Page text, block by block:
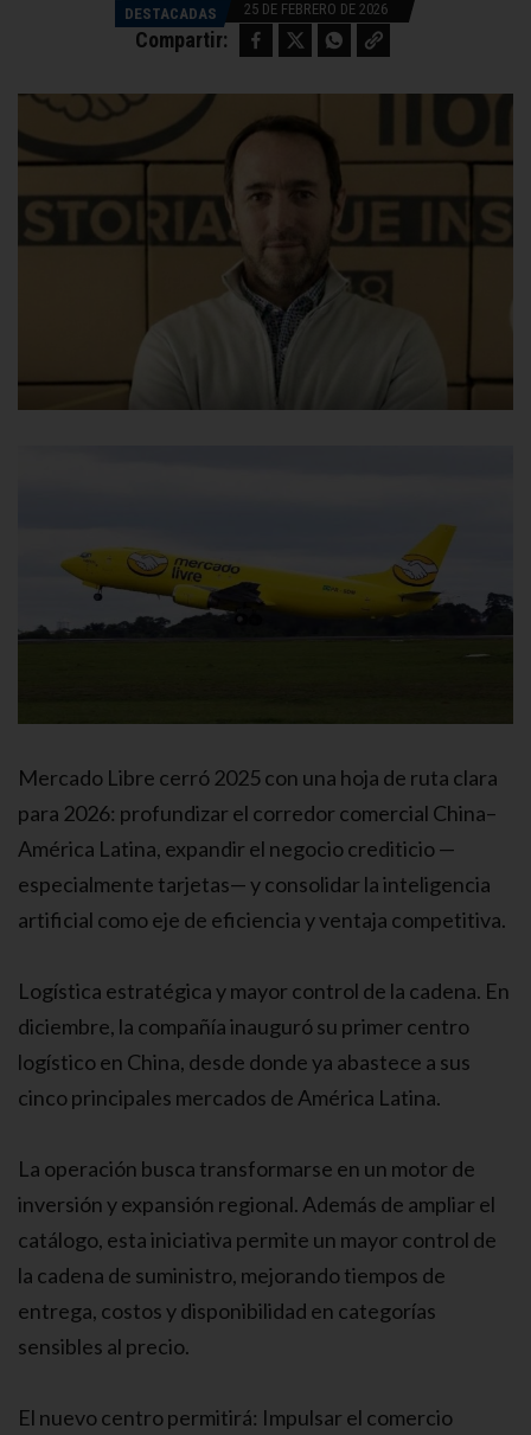
DESTACADAS 25 DE FEBRERO DE 2026
Compartir: Facebook Twitter WhatsApp Copy link
Mercado Libre cerró 2025 con una hoja de ruta clara
para 2026: profundizar el corredor comercial China–
América Latina, expandir el negocio crediticio —
especialmente tarjetas— y consolidar la inteligencia
artificial como eje de eficiencia y ventaja competitiva.
Logística estratégica y mayor control de la cadena. En
diciembre, la compañía inauguró su primer centro
logístico en China, desde donde ya abastece a sus
cinco principales mercados de América Latina.
La operación busca transformarse en un motor de
inversión y expansión regional. Además de ampliar el
catálogo, esta iniciativa permite un mayor control de
la cadena de suministro, mejorando tiempos de
entrega, costos y disponibilidad en categorías
sensibles al precio.
El nuevo centro permitirá: Impulsar el comercio